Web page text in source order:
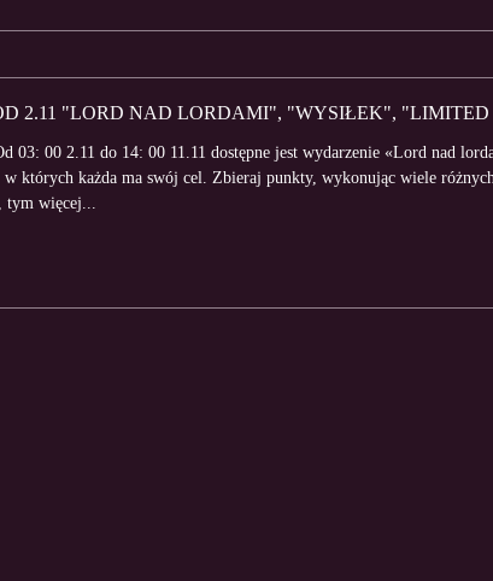
2.11 "LORD NAD LORDAMI", "WYSIŁEK", "LIMITED
03: 00 2.11 do 14: 00 11.11 dostępne jest wydarzenie «Lord nad
w których każda ma swój cel. Zbieraj punkty, wykonując wiele
tym więcej...